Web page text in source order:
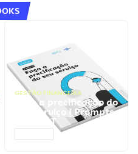
GESTÃO FINANCEIRA
Faça a precificação do
seu serviço | Prompts
ChatGPT